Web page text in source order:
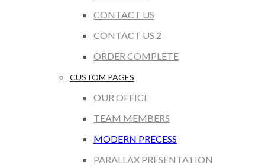
CONTACT US
CONTACT US 2
ORDER COMPLETE
CUSTOM PAGES
OUR OFFICE
TEAM MEMBERS
MODERN PRECESS
PARALLAX PRESENTATION